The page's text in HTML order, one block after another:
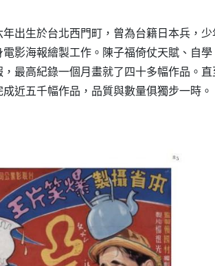
年出生於台北西門町，曾為台籍日本兵，
影海報繪製工作。陳子福倚仗天賦、自
最高紀錄一個月畫就了四十多幅作品。
近五千幅作品，品質與數量俱獨步一時。